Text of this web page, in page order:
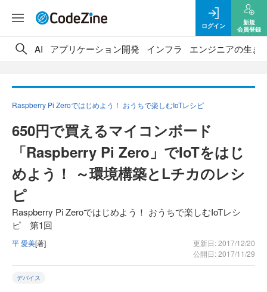
ログイン
新規
会員登録
AI アプリケーション開発 インフラ エンジニアの生き
Raspberry Pi Zeroではじめよう！ おうちで楽しむIoTレシピ
650円で買えるマイコンボード
「Raspberry Pi Zero」でIoTをはじ
めよう！ ～環境構築とLチカのレシ
ピ
Raspberry Pi Zeroではじめよう！ おうちで楽しむIoTレシ
ピ 第1回
平 愛美[著]
更新日: 2017/12/20
公開日: 2017/11/29
デバイス